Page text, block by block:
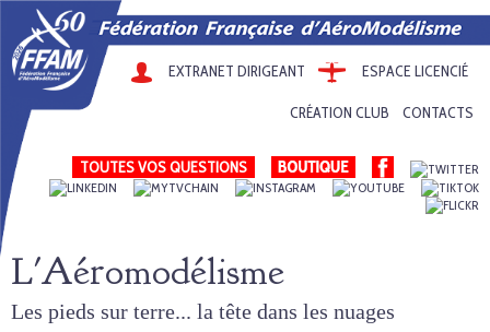
EXTRANET DIRIGEANT ESPACE LICENCIÉ
CRÉATION CLUB CONTACTS
TOUTES VOS QUESTIONS
L'Aéromodélisme
Les pieds sur terre... la tête dans les nuages